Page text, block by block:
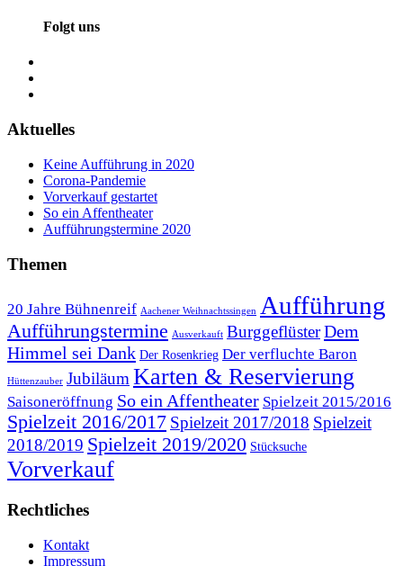
Folgt uns
Aktuelles
Keine Aufführung in 2020
Corona-Pandemie
Vorverkauf gestartet
So ein Affentheater
Aufführungstermine 2020
Themen
20 Jahre Bühnenreif Aachener Weihnachtssingen Aufführung
Aufführungstermine Ausverkauft BurggeflüsterDem
Himmel sei Dank Der Rosenkrieg Der verfluchte Baron
Hüttenzauber JubiläumKarten & Reservierung
Saisoneröffnung So ein Affentheater Spielzeit 2015/2016
Spielzeit 2016/2017 Spielzeit 2017/2018 Spielzeit
2018/2019 Spielzeit 2019/2020 Stücksuche
Vorverkauf
Rechtliches
Kontakt
Impressum